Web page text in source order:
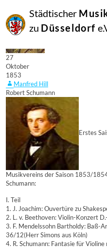
Städtischer
zu Düsseldorf
27
Oktober
1853
Manfred Hill
Robert Schumann
Erstes
Musikvereins der Saison 1853/
Schumann:
I. Teil
1. J. Joachim: Ouvertüre zu
2. L. v. Beethoven: Violin-Konzert
3. F. Mendelssohn Bartholdy: Baß-
36/12(Herr Simons aus Köln)
4. R. Schumann: Fantasie für